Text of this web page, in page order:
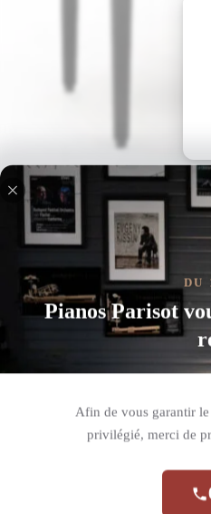
DU
Pianos Parisot
Afin de vous garantir
privilégié, merci de
Grand Concert D-274
D-274 Spirio R
Le Steinway D-274
piano à queue permet
pour les concerts, il